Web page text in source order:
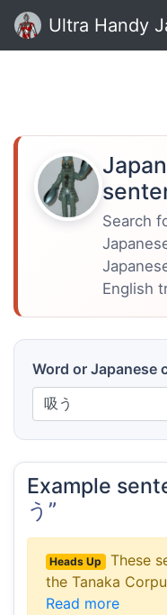
Ultra Handy
Search
English
Word or Japanese
Example
う”
Heads Up
These
the Tanaka
Read more